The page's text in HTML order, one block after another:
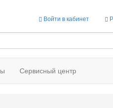
Войти в кабинет
Сервисный центр